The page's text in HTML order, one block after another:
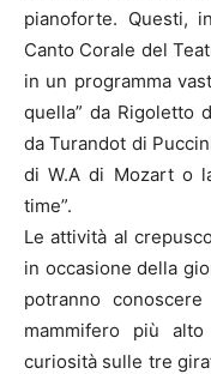
pianoforte. Questi,
Canto Corale del
in un programma
quella” da Rigoletto
da Turandot di
di W.A di Mozart o
time”.
Le attività al
in occasione della
potranno
mammifero più
curiosità sulle tre